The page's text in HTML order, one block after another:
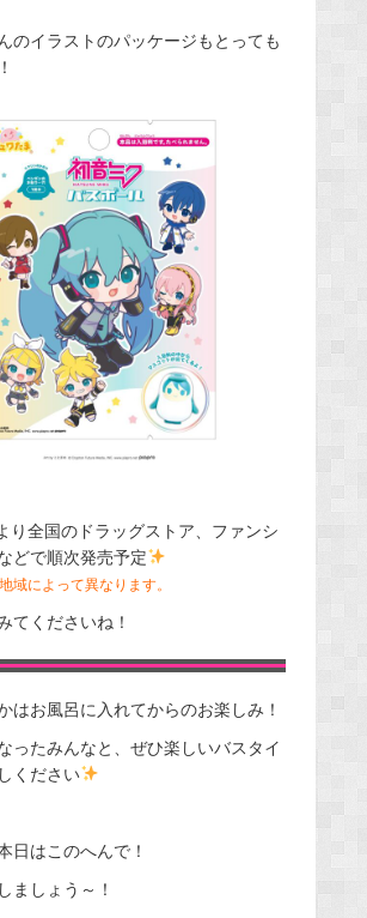
のイラストのパッケージもとっても
り全国のドラッグストア、ファンシ
どで順次発売予定
域によって異なります。
てくださいね！
はお風呂に入れてからのお楽しみ！
ったみんなと、ぜひ楽しいバスタイ
ください
日はこのへんで！
ましょう～！